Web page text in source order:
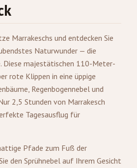
Marrakeschs und entdecken Sie
Naturwunder — die
Diese majestätischen 110-Meter-
rote Klippen in eine üppige
Regenbogennebel und
2,5 Stunden von Marrakesch
Tagesausflug für
Pfade zum Fuß der
den Sprühnebel auf Ihrem Gesicht